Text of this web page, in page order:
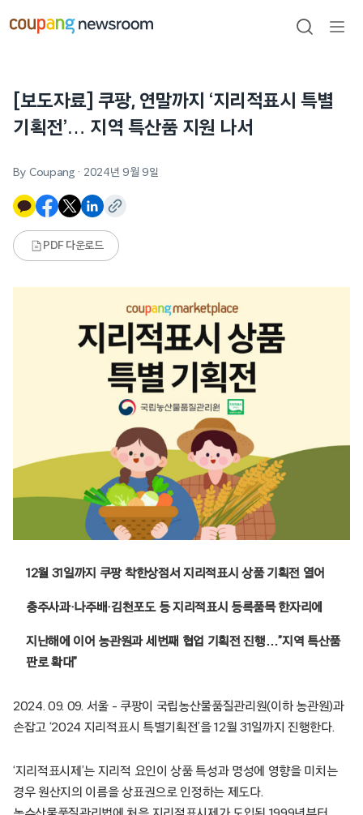
건너뛰기
검색
[보도자료] 쿠팡, 연말까지 ‘지리적표시 특별
기획전’… 지역 특산품 지원 나서
By Coupang · 2024년 9월 9일
PDF 다운로드
12월 31일까지 쿠팡 착한상점서 지리적표시 상품 기획전 열어
충주사과·나주배·김천포도 등 지리적표시 등록품목 한자리에
지난해에 이어 농관원과 세번째 협업 기획전 진행…”지역 특산품
판로 확대”
2024. 09. 09. 서울 – 쿠팡이 국립농산물품질관리원(이하 농관원)과
손잡고 ‘2024 지리적표시 특별기획전’을 12월 31일까지 진행한다.
‘지리적표시제’는 지리적 요인이 상품 특성과 명성에 영향을 미치는
경우 원산지의 이름을 상표권으로 인정하는 제도다.